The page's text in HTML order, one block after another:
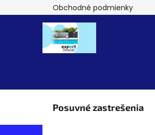
na
Obchodné podmienky
Posuvné zastrešenia